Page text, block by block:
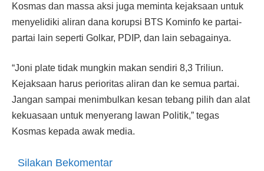
Kosmas dan massa aksi juga meminta kejaksaan untuk
menyelidiki aliran dana korupsi BTS Kominfo ke partai-
partai lain seperti Golkar, PDIP, dan lain sebagainya.
“Joni plate tidak mungkin makan sendiri 8,3 Triliun.
Kejaksaan harus perioritas aliran dan ke semua partai.
Jangan sampai menimbulkan kesan tebang pilih dan alat
kekuasaan untuk menyerang lawan Politik,” tegas
Kosmas kepada awak media.
Silakan Bekomentar